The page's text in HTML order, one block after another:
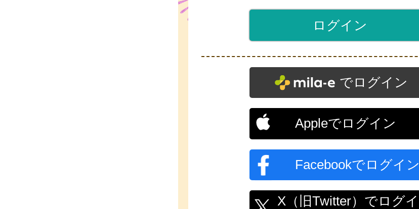
でログイン
Appleでログイン
Facebookでログイン
X（旧Twitter）でログイ